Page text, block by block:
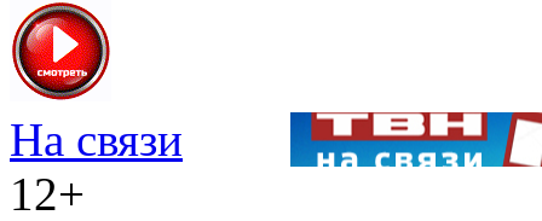
На связи
12+